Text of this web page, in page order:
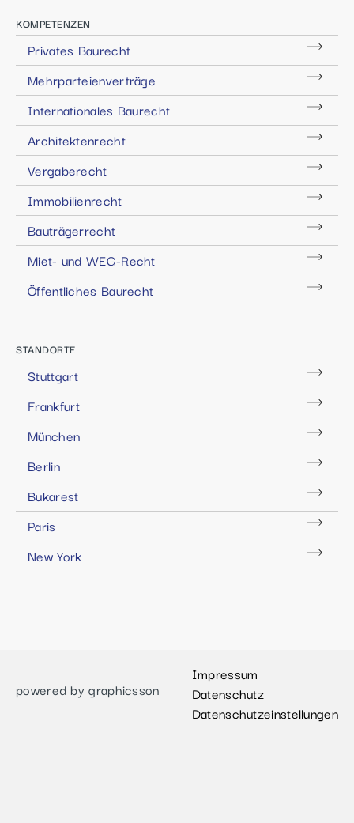
KOMPETENZEN
Privates Baurecht
Mehrparteienverträge
Internationales Baurecht
Architektenrecht
Vergaberecht
Immobilienrecht
Bauträgerrecht
Miet- und WEG-Recht
Öffentliches Baurecht
STANDORTE
Stuttgart
Frankfurt
München
Berlin
Bukarest
Paris
New York
powered by graphicsson
Impressum
Datenschutz
Datenschutzeinstellungen